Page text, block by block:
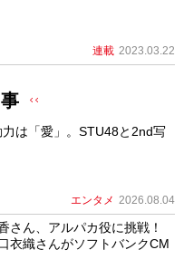
連載 2023.03.22
は「愛」。STU48と2nd写
エンタメ 2026.08.04
さん、アルパカ役に挑戦！
衣織さんがソフトバンクCM